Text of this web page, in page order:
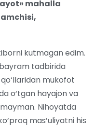
mahalla
kutmagan edim.
tadbirida
mukofot
o‘tgan hayajon va
Nihoyatda
mas’uliyatni his